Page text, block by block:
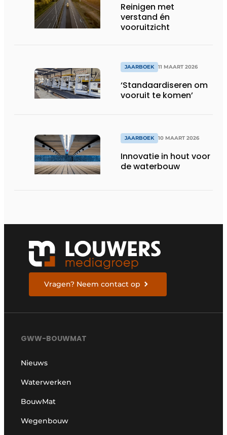
Reinigen met
verstand én
vooruitzicht
JAARBOEK 11 MAART 2026
‘Standaardiseren om
vooruit te komen’
JAARBOEK 10 MAART 2026
Innovatie in hout voor
de waterbouw
Vragen? Neem contact op
GWW-BOUWMAT
Nieuws
Waterwerken
BouwMat
Wegenbouw